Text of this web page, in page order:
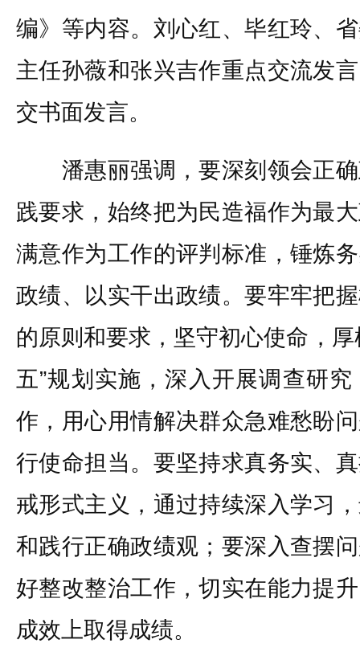
编》等内容。刘心红、毕红玲、
主任孙薇和张兴吉作重点交流发
交书面发言。
潘惠丽强调，要深刻领会正确
践要求，始终把为民造福作为最
满意作为工作的评判标准，锤炼
政绩、以实干出政绩。要牢牢把
的原则和要求，坚守初心使命，
五”规划实施，深入开展调查研
作，用心用情解决群众急难愁盼
行使命担当。要坚持求真务实、
戒形式主义，通过持续深入学习
和践行正确政绩观；要深入查摆
好整改整治工作，切实在能力提
成效上取得成绩。